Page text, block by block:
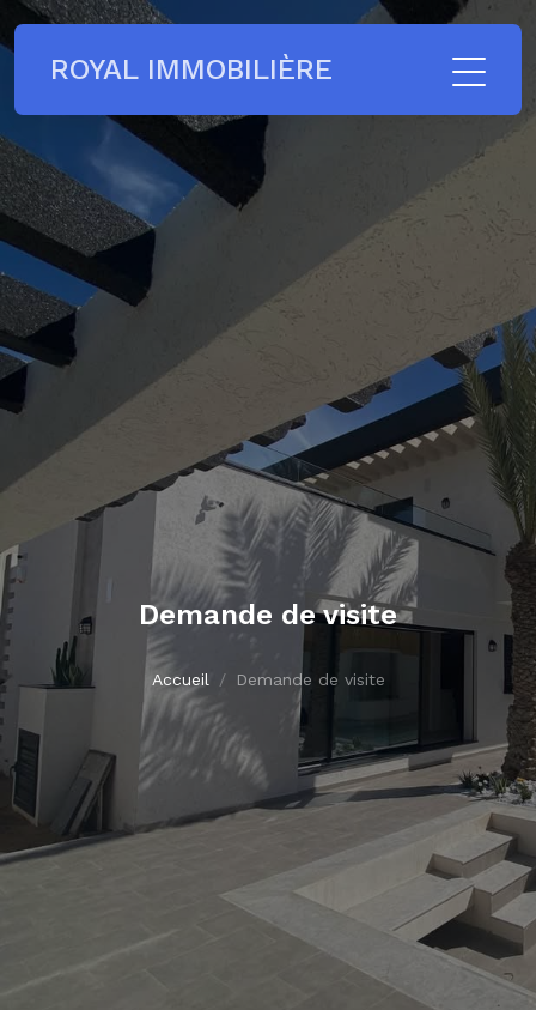
ROYAL IMMOBILIÈRE
Demande de visite
Accueil Demande de visite